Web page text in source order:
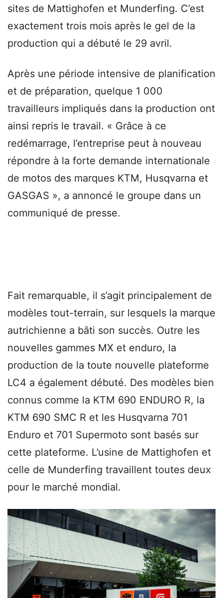
sites de Mattighofen et Munderfing. C’est
exactement trois mois après le gel de la
production qui a débuté le 29 avril.
Après une période intensive de planification
et de préparation, quelque 1 000
travailleurs impliqués dans la production ont
ainsi repris le travail. « Grâce à ce
redémarrage, l’entreprise peut à nouveau
répondre à la forte demande internationale
de motos des marques KTM, Husqvarna et
GASGAS », a annoncé le groupe dans un
communiqué de presse.
Fait remarquable, il s’agit principalement de
modèles tout-terrain, sur lesquels la marque
autrichienne a bâti son succès. Outre les
nouvelles gammes MX et enduro, la
production de la toute nouvelle plateforme
LC4 a également débuté. Des modèles bien
connus comme la KTM 690 ENDURO R, la
KTM 690 SMC R et les Husqvarna 701
Enduro et 701 Supermoto sont basés sur
cette plateforme. L’usine de Mattighofen et
celle de Munderfing travaillent toutes deux
pour le marché mondial.